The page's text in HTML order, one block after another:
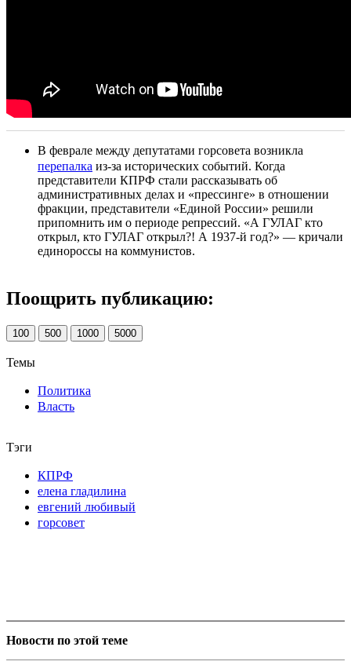
В феврале между депутатами горсовета возникла
перепалка из-за исторических событий. Когда
представители КПРФ стали рассказывать об
административных делах и «прессинге» в отношении
фракции, представители «Единой России» решили
припомнить им о периоде репрессий. «А ГУЛАГ кто
открыл, кто ГУЛАГ открыл?! А 1937-й год?» — кричали
единороссы на коммунистов.
Поощрить публикацию:
100 500 1000 5000
Темы
Политика
Власть
Тэги
КПРФ
елена гладилина
евгений любивый
горсовет
Новости по этой теме